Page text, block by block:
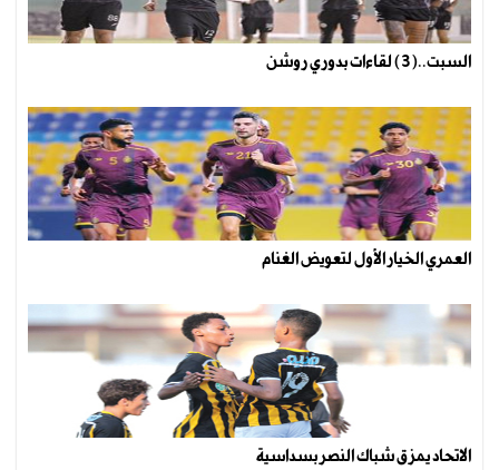
السبت..(3) لقاءات بدوري روشن
العمري الخيار الأول لتعويض الغنام
الاتحاد يمزق شباك النصر بسداسية